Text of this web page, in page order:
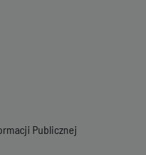
Publicznej